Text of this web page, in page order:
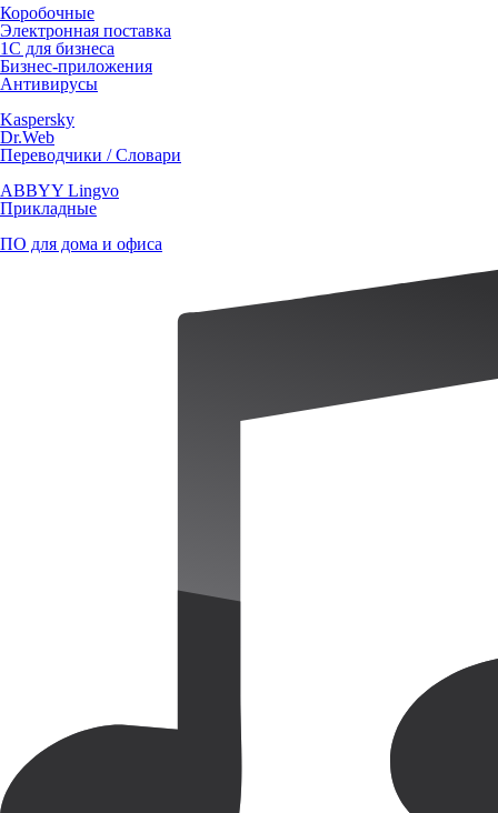
Коробочные
Электронная поставка
1С для бизнеса
Бизнес-приложения
Антивирусы
Kaspersky
Dr.Web
Переводчики / Словари
ABBYY Lingvo
Прикладные
ПО для дома и офиса